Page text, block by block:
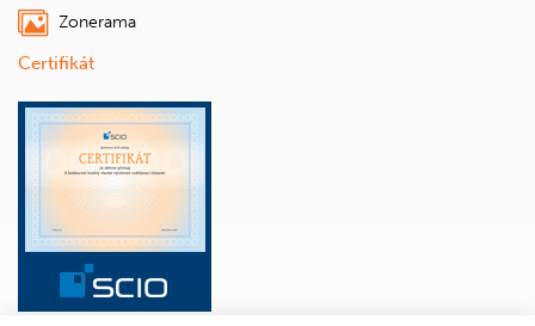
Zonerama
Certifikát